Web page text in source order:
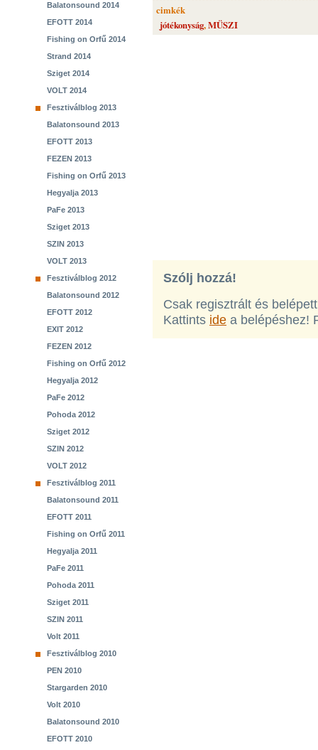
Balatonsound 2014
EFOTT 2014
Fishing on Orfű 2014
Strand 2014
Sziget 2014
VOLT 2014
Fesztiválblog 2013
Balatonsound 2013
EFOTT 2013
FEZEN 2013
Fishing on Orfű 2013
Hegyalja 2013
PaFe 2013
Sziget 2013
SZIN 2013
VOLT 2013
Fesztiválblog 2012
Balatonsound 2012
EFOTT 2012
EXIT 2012
FEZEN 2012
Fishing on Orfű 2012
Hegyalja 2012
PaFe 2012
Pohoda 2012
Sziget 2012
SZIN 2012
VOLT 2012
Fesztiválblog 2011
Balatonsound 2011
EFOTT 2011
Fishing on Orfű 2011
Hegyalja 2011
PaFe 2011
Pohoda 2011
Sziget 2011
SZIN 2011
Volt 2011
Fesztiválblog 2010
PEN 2010
Stargarden 2010
Volt 2010
Balatonsound 2010
EFOTT 2010
cimkék
jótékonyság,MÜSZI
Szólj hozzá!
Csak regisztrált és
Kattints ide a belépéshez!